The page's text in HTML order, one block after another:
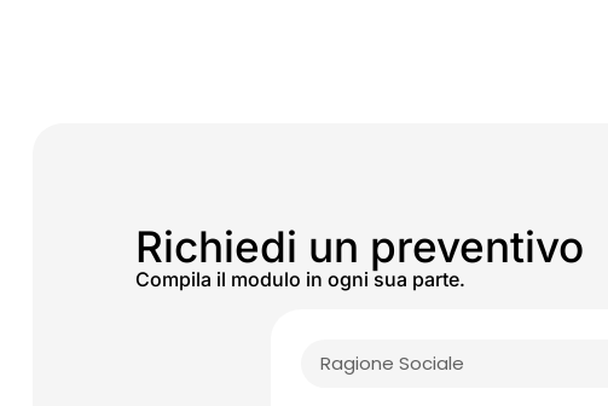
Richiedi un preventivo
Compila il modulo in ogni sua parte.